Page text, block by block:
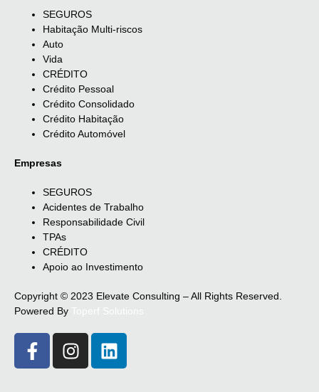
SEGUROS
Habitação Multi-riscos
Auto
Vida
CRÉDITO
Crédito Pessoal
Crédito Consolidado
Crédito Habitação
Crédito Automóvel
Empresas
SEGUROS
Acidentes de Trabalho
Responsabilidade Civil
TPAs
CRÉDITO
Apoio ao Investimento
Copyright © 2023 Elevate Consulting – All Rights Reserved.
Powered By